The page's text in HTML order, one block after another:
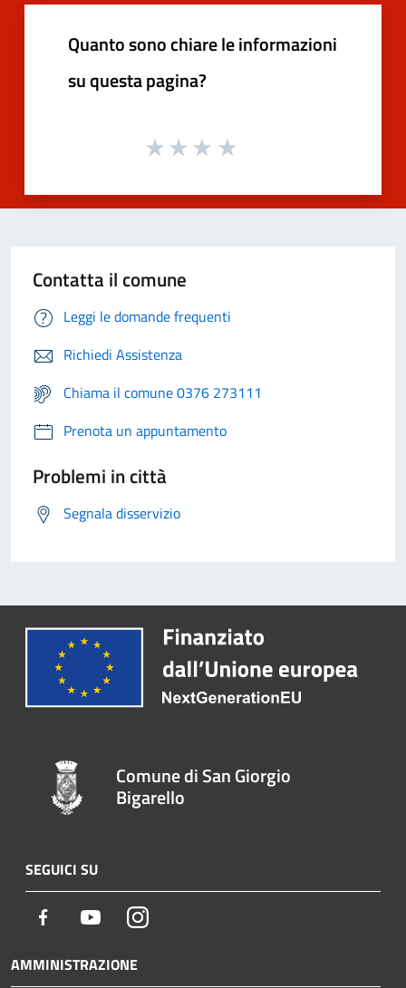
Quanto sono chiare le informazioni
su questa pagina?
Contatta il comune
Leggi le domande frequenti
Richiedi Assistenza
Chiama il comune 0376 273111
Prenota un appuntamento
Problemi in città
Segnala disservizio
Comune di San Giorgio
Bigarello
SEGUICI SU
Facebook YoutubeInstagram
AMMINISTRAZIONE